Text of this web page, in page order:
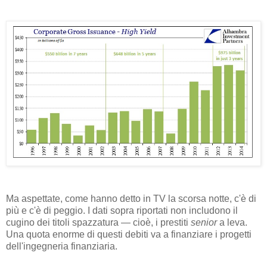
Ma aspettate, come hanno detto in TV la scorsa notte, c'è di
più e c'è di peggio. I dati sopra riportati non includono il
cugino dei titoli spazzatura — cioè, i prestiti seniora leva.
Una quota enorme di questi debiti va a finanziare i progetti
dell'ingegneria finanziaria.